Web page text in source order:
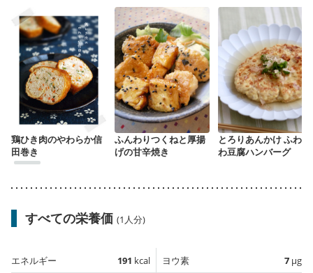
鶏ひき肉のやわらか信
田巻き
ふんわりつくねと厚揚
げの甘辛焼き
とろりあんかけ ふわふ
わ豆腐ハンバーグ
すべての栄養価 (1人分)
エネルギー 191 kcal
ヨウ素 7 µg